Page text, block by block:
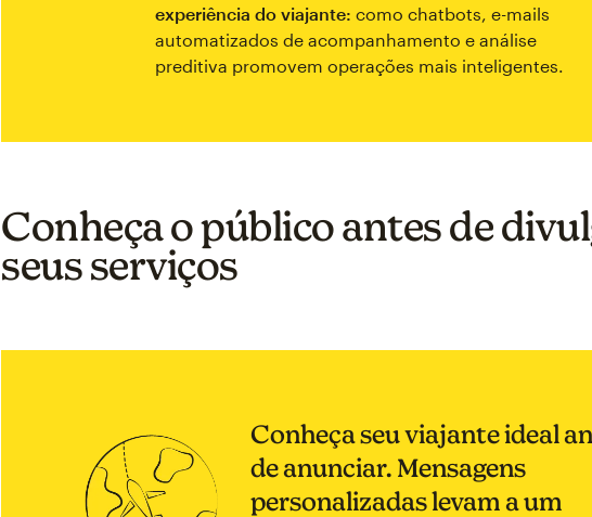
experiência do viajante: como chatbots, e-mails
automatizados de acompanhamento e análise
preditiva promovem operações mais inteligentes.
Conheça o público antes de
seus serviços
Conheça seu viajante ideal
de anunciar. Mensagens
personalizadas levam a um